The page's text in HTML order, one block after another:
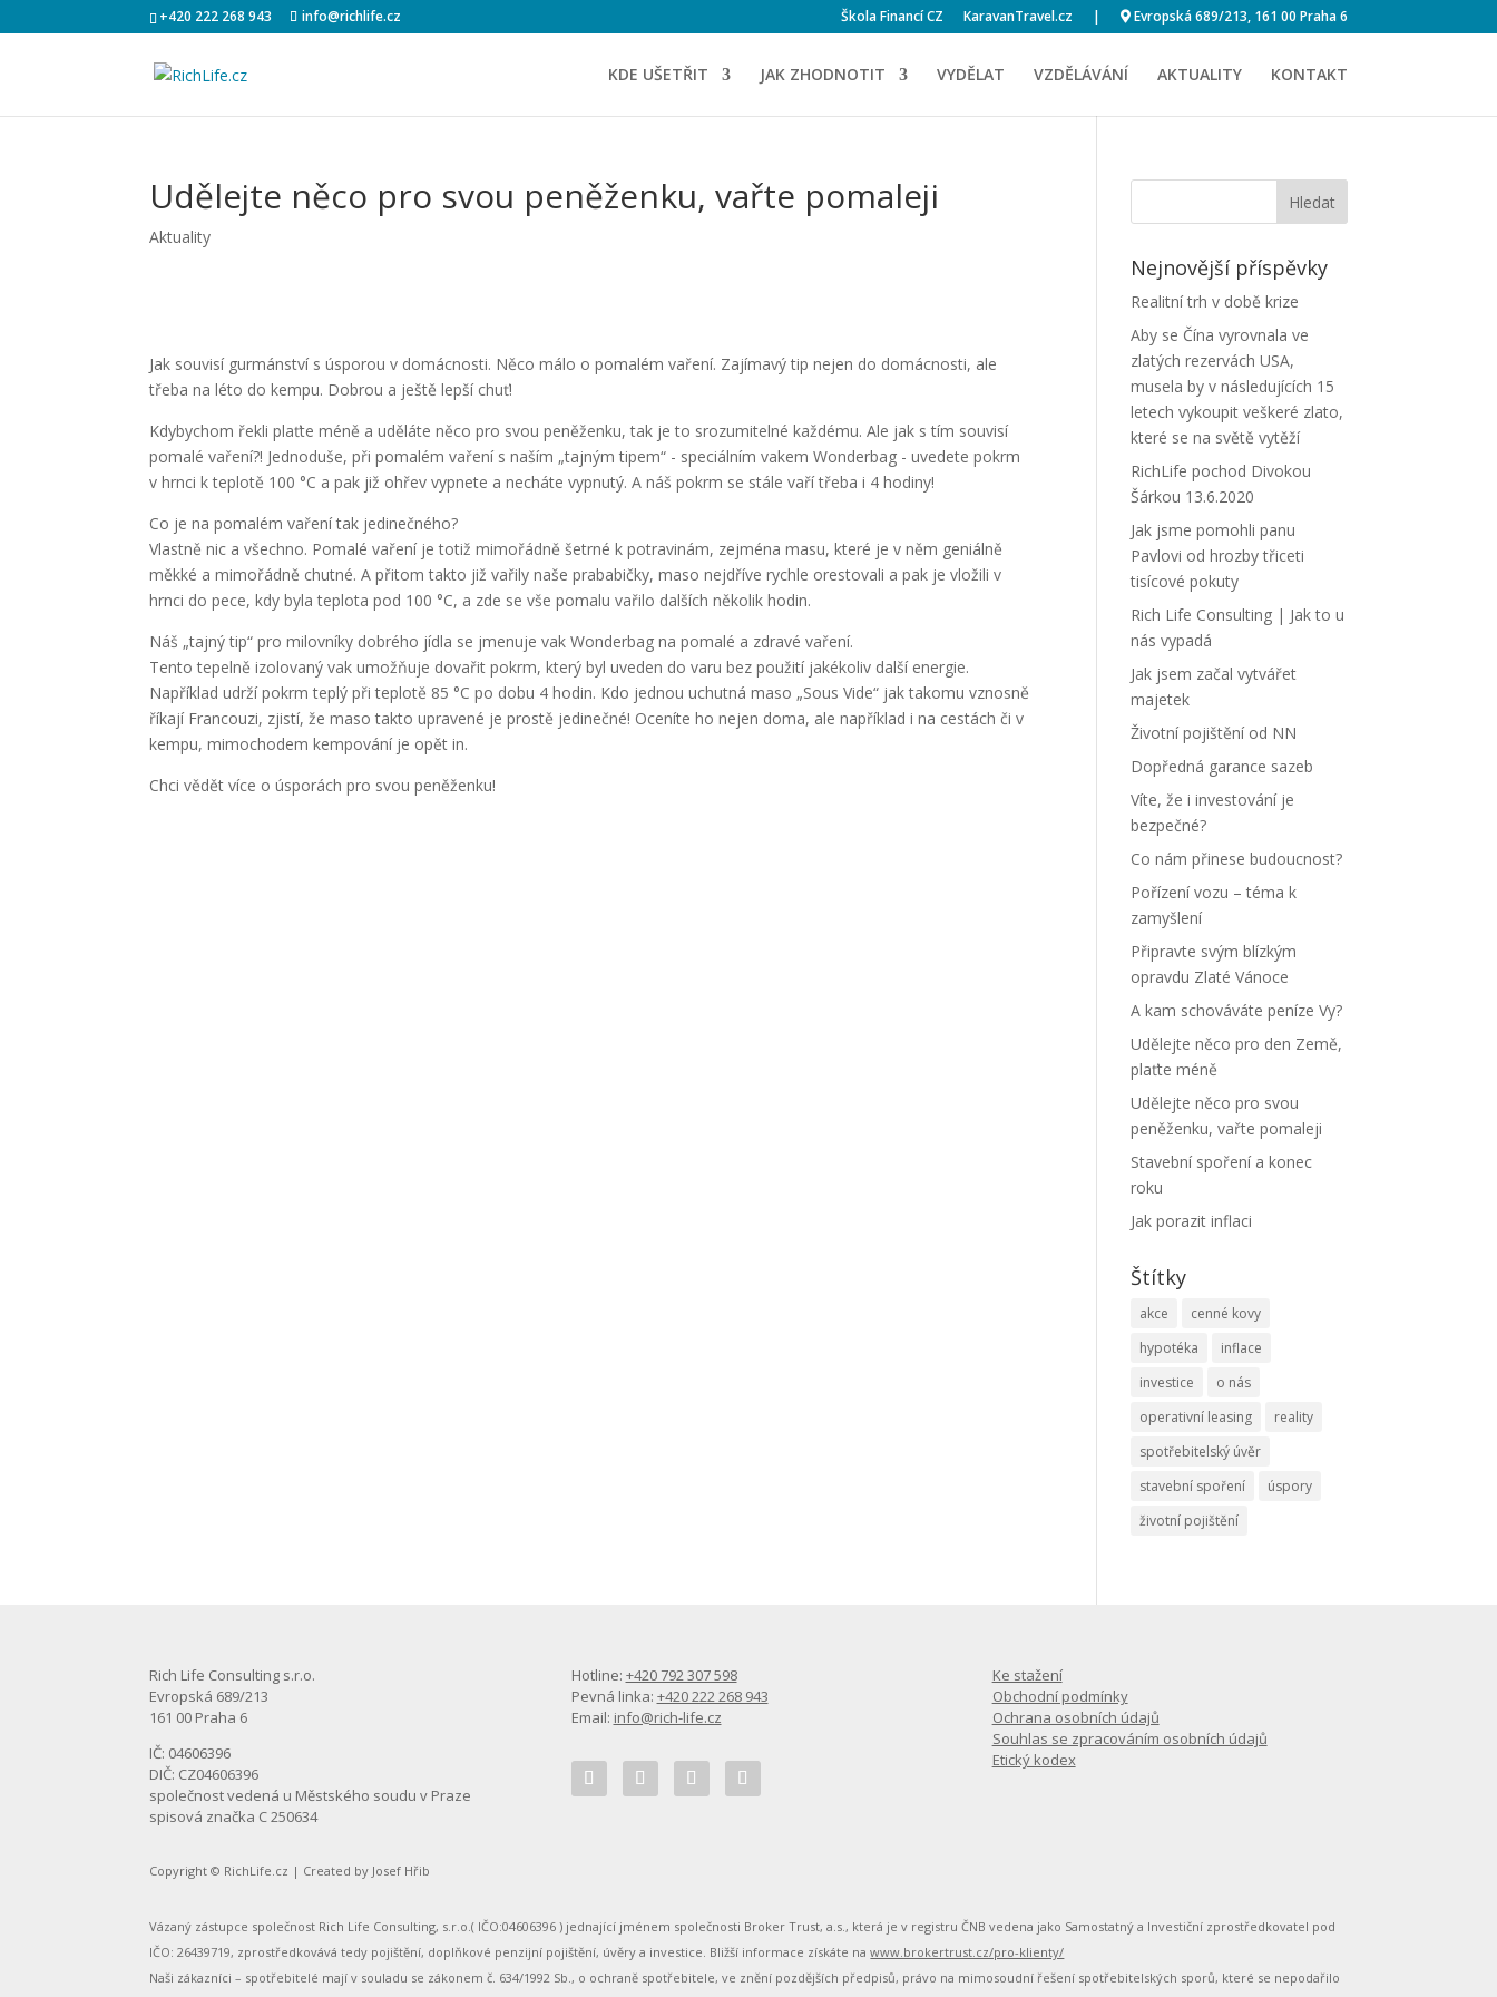
+420 222 268 943 info@richlife.cz Škola Financí CZ KaravanTravel.cz | Evropská 689/213, 161 00 Praha 6
KDE UŠETŘIT JAK ZHODNOTIT VYDĚLAT VZDĚLÁVÁNÍ AKTUALITY KONTAKT
Udělejte něco pro svou peněženku, vařte pomaleji
Aktuality
Jak souvisí gurmánství s úsporou v domácnosti. Něco málo o pomalém vaření. Zajímavý tip nejen do domácnosti, ale
třeba na léto do kempu. Dobrou a ještě lepší chuť!
Kdybychom řekli plaťte méně a uděláte něco pro svou peněženku, tak je to srozumitelné každému. Ale jak s tím souvisí
pomalé vaření?! Jednoduše, při pomalém vaření s naším „tajným tipem“ - speciálním vakem Wonderbag - uvedete pokrm
v hrnci k teplotě 100 °C a pak již ohřev vypnete a necháte vypnutý. A náš pokrm se stále vaří třeba i 4 hodiny!
Co je na pomalém vaření tak jedinečného?
Vlastně nic a všechno. Pomalé vaření je totiž mimořádně šetrné k potravinám, zejména masu, které je v něm geniálně
měkké a mimořádně chutné. A přitom takto již vařily naše prababičky, maso nejdříve rychle orestovali a pak je vložili v
hrnci do pece, kdy byla teplota pod 100 °C, a zde se vše pomalu vařilo dalších několik hodin.
Náš „tajný tip“ pro milovníky dobrého jídla se jmenuje vak Wonderbag na pomalé a zdravé vaření.
Tento tepelně izolovaný vak umožňuje dovařit pokrm, který byl uveden do varu bez použití jakékoliv další energie.
Například udrží pokrm teplý při teplotě 85 °C po dobu 4 hodin. Kdo jednou uchutná maso „Sous Vide“ jak takomu vznosně
říkají Francouzi, zjistí, že maso takto upravené je prostě jedinečné! Oceníte ho nejen doma, ale například i na cestách či v
kempu, mimochodem kempování je opět in.
Chci vědět více o úsporách pro svou peněženku!
Nejnovější příspěvky
Realitní trh v době krize
Aby se Čína vyrovnala ve
zlatých rezervách USA,
musela by v následujících 15
letech vykoupit veškeré zlato,
které se na světě vytěží
RichLife pochod Divokou
Šárkou 13.6.2020
Jak jsme pomohli panu
Pavlovi od hrozby třiceti
tisícové pokuty
Rich Life Consulting | Jak to u
nás vypadá
Jak jsem začal vytvářet
majetek
Životní pojištění od NN
Dopředná garance sazeb
Víte, že i investování je
bezpečné?
Co nám přinese budoucnost?
Pořízení vozu – téma k
zamyšlení
Připravte svým blízkým
opravdu Zlaté Vánoce
A kam schováváte peníze Vy?
Udělejte něco pro den Země,
plaťte méně
Udělejte něco pro svou
peněženku, vařte pomaleji
Stavební spoření a konec
roku
Jak porazit inflaci
Štítky
akce
cenné kovy
hypotéka
inflace
investice
o nás
operativní leasing
reality
spotřebitelský úvěr
stavební spoření
úspory
životní pojištění
Rich Life Consulting s.r.o.
Evropská 689/213
161 00 Praha 6
IČ: 04606396
DIČ: CZ04606396
společnost vedená u Městského soudu v Praze
spisová značka C 250634
Hotline: +420 792 307 598
Pevná linka: +420 222 268 943
Email: info@rich-life.cz
Ke stažení
Obchodní podmínky
Ochrana osobních údajů
Souhlas se zpracováním osobních údajů
Etický kodex
Copyright © RichLife.cz | Created by Josef Hřib
Vázaný zástupce společnost Rich Life Consulting, s.r.o.( IČO:04606396 ) jednající jménem společnosti Broker Trust, a.s., která je v registru ČNB vedena jako Samostatný a Investiční zprostředkovatel pod
IČO: 26439719, zprostředkovává tedy pojištění, doplňkové penzijní pojištění, úvěry a investice. Bližší informace získáte nawww.brokertrust.cz/pro-klienty/
Naši zákazníci – spotřebitelé mají v souladu se zákonem č. 634/1992 Sb., o ochraně spotřebitele, ve znění pozdějších předpisů, právo na mimosoudní řešení spotřebitelských sporů, které se nepodařilo